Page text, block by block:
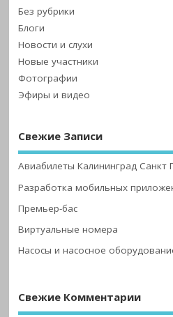
Без рубрики
Блоги
Новости и слухи
Новые участники
Фотографии
Эфиры и видео
Свежие Записи
Авиабилеты Калининград Санкт
Разработка мобильных
Премьер-бас
Виртуальные номера
Насосы и насосное
Свежие Комментарии